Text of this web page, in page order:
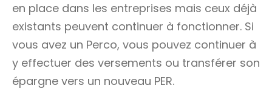
en place dans les entreprises mais ceux déjà
existants peuvent continuer à fonctionner. Si
vous avez un Perco, vous pouvez continuer à
y effectuer des versements ou transférer son
épargne vers un nouveau PER.